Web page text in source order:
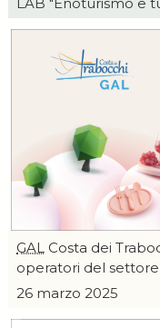
GAL Costa dei
operatori del
26 marzo 2025